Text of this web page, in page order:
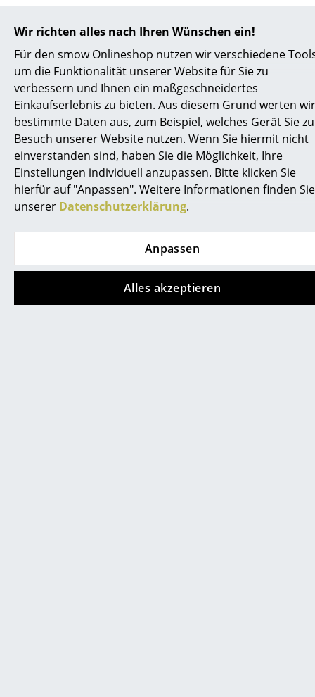
Wir richten alles nach Ihren Wünschen ein!
Für den smow Onlineshop nutzen wir verschiedene
um die Funktionalität unserer Website für Sie zu
verbessern und Ihnen ein maßgeschneidertes
Einkaufserlebnis zu bieten. Aus diesem Grund werten wir
bestimmte Daten aus, zum Beispiel, welches Gerät Sie
Besuch unserer Website nutzen. Wenn Sie hiermit nicht
einverstanden sind, haben Sie die Möglichkeit, Ihre
Einstellungen individuell anzupassen. Bitte klicken Sie
hierfür auf "Anpassen". Weitere Informationen finden
unserer Datenschutzerklärung.
Anpassen
Alles akzeptieren
smow vor Ort
Katalog
Jobs bei smow
Arbeiten bei smow
Newsletter
Journal
Impressum
Stores
?
Haben Sie weitere Fragen zum Artikel?
Wir sind für Sie Mo.-Fr. 9-17 Uhr unter
0341 2222 88 10erreichbar.
Was bedeutet LAR?
LAR bedeutet Lounge Height Armchair Rod Base.
Wofür steht die Bezeichnung RE beim Eames
Plastic Armchair RE LAR?
Die Bezeichnung RE steht für das Material des Eames
Plastic Armchair RE LAR aus recyceltem Kunststoff,
aus dem die Eames Plastic Chairs RE seit 2024
gefertigt werden.
Welche Farben hat Vitra beim RE-
Materialupdate des Eames Plastic Armchair